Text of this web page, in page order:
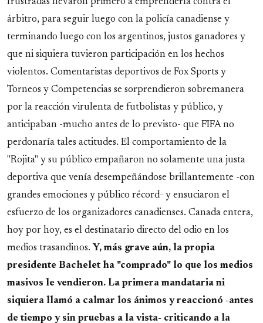
frustradas llevaron primero a emprenderla contra el
árbitro, para seguir luego con la policía canadiense y
terminando luego con los argentinos, justos ganadores y
que ni siquiera tuvieron participación en los hechos
violentos. Comentaristas deportivos de Fox Sports y
Torneos y Competencias se sorprendieron sobremanera
por la reacción virulenta de futbolistas y público, y
anticipaban -mucho antes de lo previsto- que FIFA no
perdonaría tales actitudes. El comportamiento de la
"Rojita" y su público empañaron no solamente una justa
deportiva que venía desempeñándose brillantemente -con
grandes emociones y público récord- y ensuciaron el
esfuerzo de los organizadores canadienses. Canada entera,
hoy por hoy, es el destinatario directo del odio en los
medios trasandinos. Y, más grave aún, la propia
presidente Bachelet ha "comprado" lo que los medios
masivos le vendieron. La primera mandataria ni
siquiera llamó a calmar los ánimos y reaccionó -antes
de tiempo y sin pruebas a la vista- criticando a la